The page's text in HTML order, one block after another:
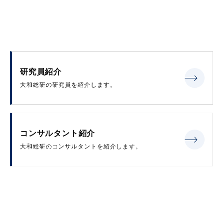
研究員紹介
大和総研の研究員を紹介します。
コンサルタント紹介
大和総研のコンサルタントを紹介します。